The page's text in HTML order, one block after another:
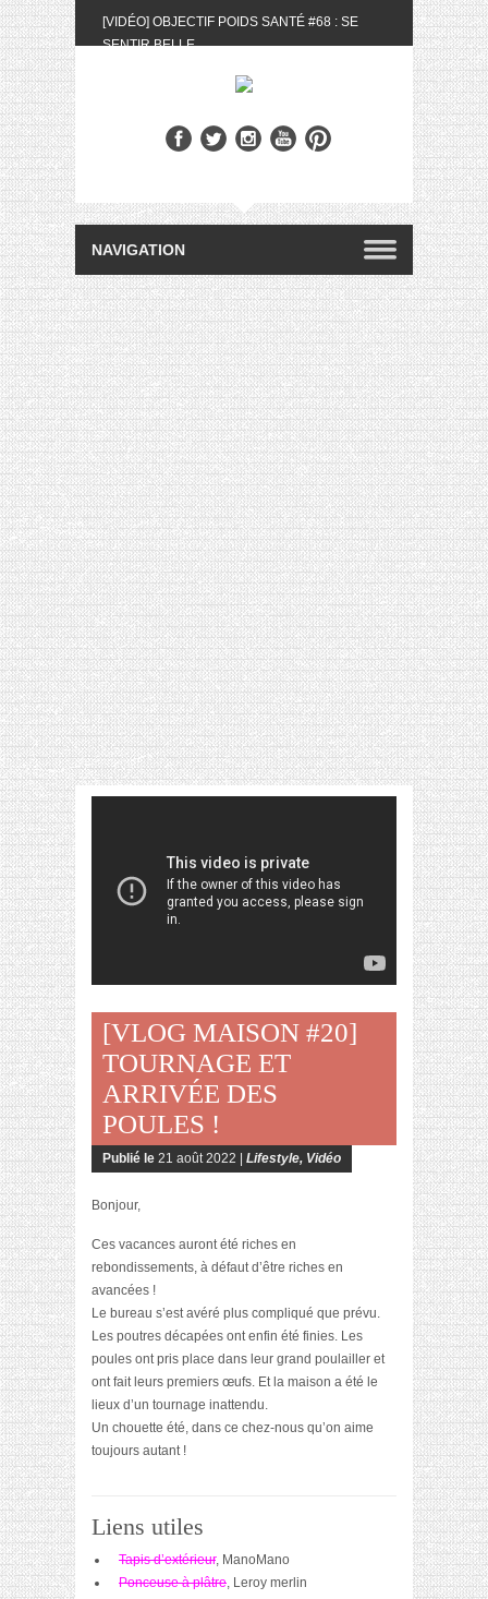
[VIDÉO] OBJECTIF POIDS SANTÉ #68 : SE
SENTIR BELLE
BIOTYFULL BOX DU MOIS DE MAI 2024 FEAT.
[VIDÉO] QUITOQUE #10 : MEAL PREP &
CONVIVIALITÉ
[VIDÉO] UNBOXING : LES MY LITTLE &
BIOTYFULL BOX DU MOIS D’AVRIL 2024
FEAT. AKILA
[VIDÉO] OBJECTIF POIDS SANTÉ #67 : L’AVIS
DES AUTRES, CE N’EST QUE LA VIE DES
AUTRES
[VIDÉO] UNBOXING : LES MY LITTLE &
BIOTYFULL BOX DES MOIS DE FÉVRIER ET
MARS 2024 FEAT. AKILA
[VIDÉO] LA SÉLECTION DU MOIS
#JANVIER2024
[VIDÉO] HELLOFRESH #34 : IDÉES
RECETTES RISOTTO
[VLOG MAISON #20]
TOURNAGE ET
ARRIVÉE DES
POULES !
Publié le 21 août 2022 | Lifestyle, Vidéo
Bonjour,
Ces vacances auront été riches en
rebondissements, à défaut d’être riches en
avancées !
Le bureau s’est avéré plus compliqué que prévu.
Les poutres décapées ont enfin été finies. Les
poules ont pris place dans leur grand poulailler et
ont fait leurs premiers œufs. Et la maison a été le
lieux d’un tournage inattendu.
Un chouette été, dans ce chez-nous qu’on aime
toujours autant !
Liens utiles
Tapis d’extérieur, ManoMano
Ponceuse à plâtre, Leroy merlin